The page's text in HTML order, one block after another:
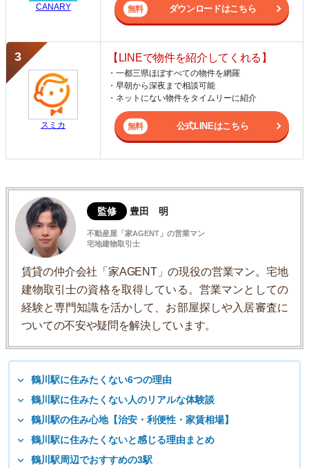
CANARY ダウンロードはこちら
スミカ
【LINEで物件を紹介してくれる】
・一都三県ほぼすべての物件を網羅
・早朝から深夜まで相談可能
・ネットにない物件をタイムリーに紹介
公式LINEはこちら
監修 豊田 明
不動産屋「家AGENT」の営業マン
宅地建物取引士
賃貸の仲介会社「家AGENT」の現役の営業マン。宅地
建物取引士の資格を取得している。営業マンとしての
経験と専門知識を活かして、お部屋探しや入居審査に
ついての不安や疑問を解決しています。
鶴川駅に住みたくない6つの理由
鶴川駅に住みたくない人のリアルな体験談
鶴川駅の住み心地【治安・利便性・家賃相場】
鶴川駅に住みたくないと感じる理由まとめ
鶴川駅周辺でおすすめの3駅